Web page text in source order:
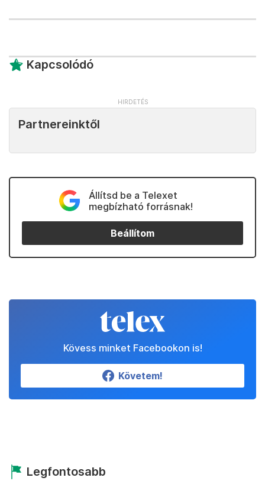
Kapcsolódó
Partnereinktől
Állítsd be a Telexet
megbízható forrásnak!
Beállítom
Kövess minket Facebookon is!
Követem!
Legfontosabb